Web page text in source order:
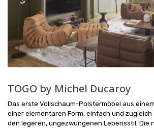
TOGO by Michel Ducaroy
Das erste Vollschaum-Polstermöbel aus
einer elementaren Form, einfach und
den legeren, ungezwungenen Lebensstil. Die